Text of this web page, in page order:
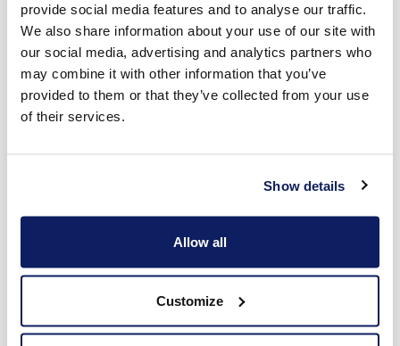
provide social media features and to analyse our traffic.
We also share information about your use of our site with
our social media, advertising and analytics partners who
may combine it with other information that you’ve
provided to them or that they’ve collected from your use
of their services.
Show details
Allow all
Customize
Volets roulants
Protection solaire
Souhaitez-vous combiner nos produits avec de
Oui, combiner avec de nouvelles fenêtres